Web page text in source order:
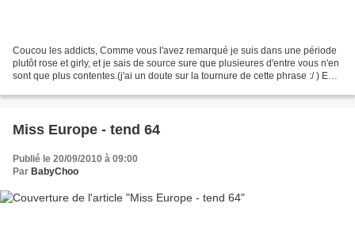
Coucou les addicts, Comme vous l'avez remarqué je suis dans une période
plutôt rose et girly, et je sais de source sure que plusieures d'entre vous n'en
sont que plus contentes.(j'ai un doute sur la tournure de cette phrase :/ ) Eh
Miss Europe - tend 64
Publié le 20/09/2010 à 09:00
Par BabyChoo